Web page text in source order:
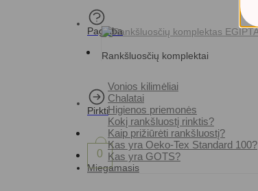
Pagalba
Pirkti
0
Rankšluosčių komplektai
Vonios kilimėliai
Chalatai
Higienos priemonės
Kokį rankšluostį rinktis?
Kaip prižiūrėti rankšluostį?
Kas yra Oeko-Tex Standard 100?
Kas yra GOTS?
Miegamasis